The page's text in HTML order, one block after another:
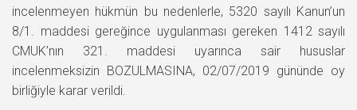
incelenmeyen hükmün bu nedenlerle, 5320 sayılı Kanun’un
8/1. maddesi gereğince uygulanması gereken 1412 sayılı
CMUK’nın 321. maddesi uyarınca sair hususlar
incelenmeksizin BOZULMASINA, 02/07/2019 gününde oy
birliğiyle karar verildi.